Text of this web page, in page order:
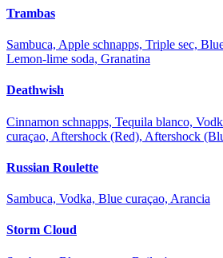
Trambas
Sambuca, Apple schnapps, Triple sec,
Lemon-lime soda, Granatina
Deathwish
Cinnamon schnapps, Tequila blanco,
curaçao, Aftershock (Red), Aftershock
Russian Roulette
Sambuca, Vodka, Blue curaçao, Arancia
Storm Cloud